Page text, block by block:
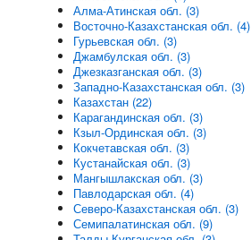
Алма-Атинская обл. (3)
Восточно-Казахстанская обл. (4)
Гурьевская обл. (3)
Джамбулская обл. (3)
Джезказганская обл. (3)
Западно-Казахстанская обл. (3)
Казахстан (22)
Карагандинская обл. (3)
Кзыл-Ординская обл. (3)
Кокчетавская обл. (3)
Кустанайская обл. (3)
Мангышлакская обл. (3)
Павлодарская обл. (4)
Северо-Казахстанская обл. (3)
Семипалатинская обл. (9)